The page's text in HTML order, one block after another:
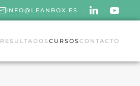
INFO@LEANBOX.ES
RESULTADOS CURSOSCONTACTO